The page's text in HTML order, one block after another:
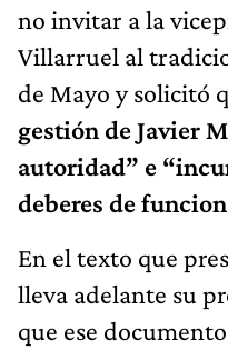
no invitar a la
Villarruel al
de Mayo y solicitó
gestión de Javier
autoridad” e
deberes de
En el texto que
lleva adelante su
que ese